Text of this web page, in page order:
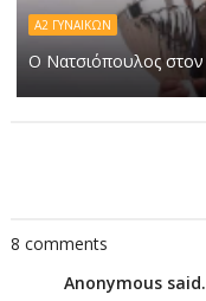
Α2 ΓΥΝΑΙΚΩΝ
Ο Νατσιόπουλος
8 comments
Anonymous